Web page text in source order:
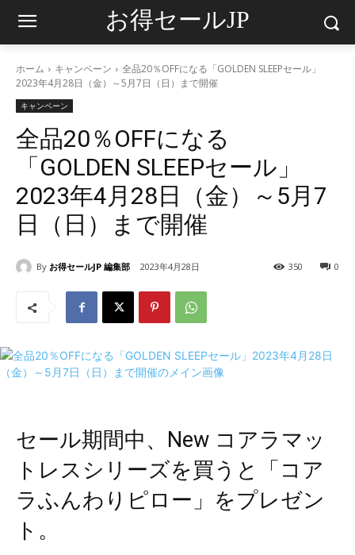
お得セールJP
ホーム キャンペーン
全品20％OFFになる「GOLDEN SLEEPセール」
2023年4月28日（金）～5月7日（日）まで開催
キャンペーン
全品20％OFFになる
「GOLDEN SLEEPセール」
2023年4月28日（金）～5月7
日（日）まで開催
By お得セールJP 編集部 2023年4月28日 0
350
セール期間中、New コアラマッ
トレスシリーズを買うと「コア
ラふんわりピロー」をプレゼン
ト。